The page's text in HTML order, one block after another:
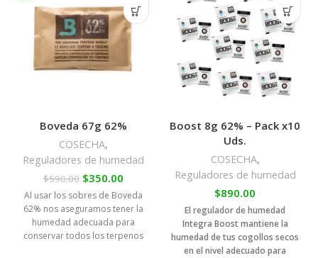
Boveda 67g 62%
COSECHA,
Reguladores de humedad
$590.00 $350.00
Al usar los sobres de Boveda
62% nos aseguramos tener la
humedad adecuada para
conservar todos los terpenos
Boost 8g 62% – Pack x10
Uds.
COSECHA,
Reguladores de humedad
$890.00
El regulador de humedad
Integra Boost mantiene la
humedad de tus cogollos secos
en el nivel adecuado para